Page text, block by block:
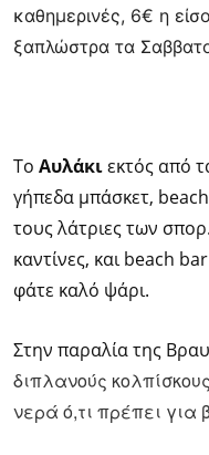
καθημερινές, 6€ η
ξαπλώστρα τα
Το Αυλάκιεκτός από
γήπεδα μπάσκετ,
τους λάτριες των
καντίνες, και beach
φάτε καλό ψάρι.
Στην παραλία της
διπλανούς
νερά ό,τι πρέπει για